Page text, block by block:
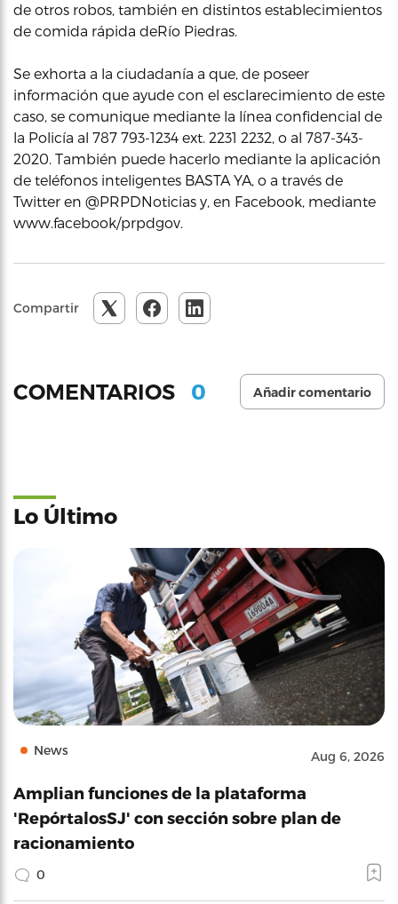
de otros robos, también en distintos establecimientos
de comida rápida deRío Piedras.
Se exhorta a la ciudadanía a que, de poseer
información que ayude con el esclarecimiento de este
caso, se comunique mediante la línea confidencial de
la Policía al 787 793-1234 ext. 2231 2232, o al 787-343-
2020. También puede hacerlo mediante la aplicación
de teléfonos inteligentes BASTA YA, o a través de
Twitter en @PRPDNoticias y, en Facebook, mediante
www.facebook/prpdgov.
Compartir
COMENTARIOS 0 Añadir comentario
Lo Último
News Aug 6, 2026
Amplian funciones de la plataforma
'RepórtalosSJ' con sección sobre plan de
racionamiento
0